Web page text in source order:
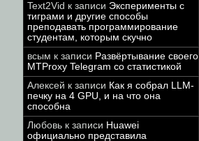
Text2Vid к записи Эксперименты с
тиграми и другие способы
преподавать программирование
студентам, которым скучно
всым к записи Развёртывание своего
MTProxy Telegram со статистикой
Алексей к записи Как я собрал LLM-
печку на 4 GPU, и на что она
способна
Любовь к записи Huawei
официально представила